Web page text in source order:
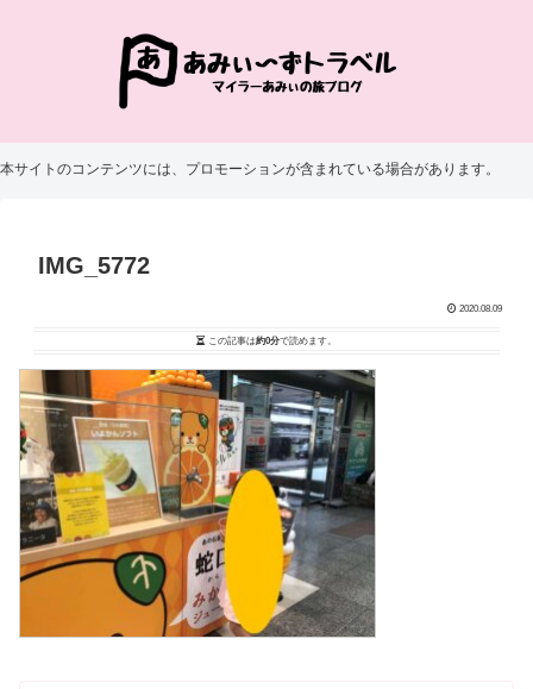
本サイトのコンテンツには、プロモーションが含まれている場合があります。
IMG_5772
2020.08.09
この記事は約0分で読めます。